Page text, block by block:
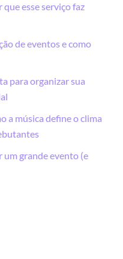
esse serviço faz
de eventos e como
para organizar sua
a música define o clima
um grande evento (e